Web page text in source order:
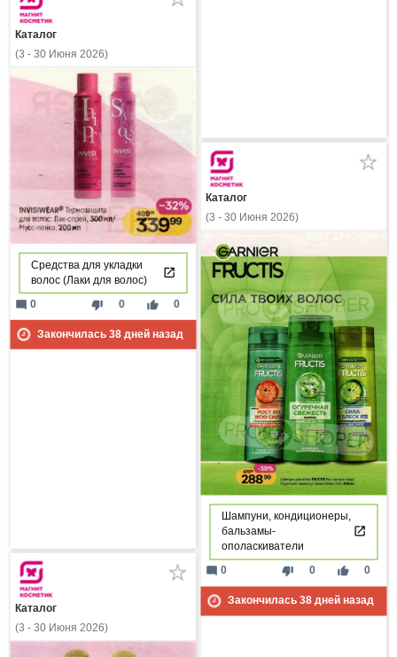
Каталог
(3 - 30 Июня 2026)
Средства для укладки
волос (Лаки для волос)
thumb_down 0 thumb_up 0
mode_comment 0
Закончилась 38дней назад
Каталог
(3 - 30 Июня 2026)
Шампуни, кондиционеры,
бальзамы-
ополаскиватели
thumb_down 0 thumb_up 0
mode_comment 0
Закончилась 38дней назад
Каталог
(3 - 30 Июня 2026)